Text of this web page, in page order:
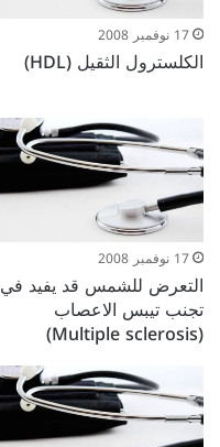
17 نوفمبر 2008
الكلسترول الثقيل (HDL)
17 نوفمبر 2008
التعرض للشمس قد يفيد في
تجنب تيبس الاعصاب
(Multiple sclerosis)